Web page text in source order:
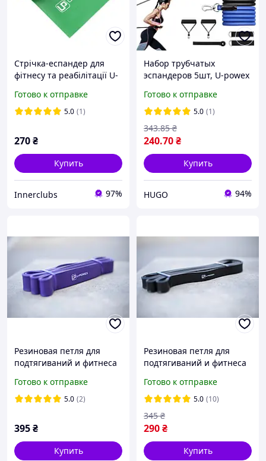
Стрічка-еспандер для
фітнесу та реабілітації U-
0.5мм. (9.1 кг) Green
Готово к отправке
5.0 (1)
270₴
Купить
Innerclubs 97%
Набор трубчатых
эспандеров 5шт, U-powex
5шт / Эспандеры для
фитнеса
Готово к отправке
5.0 (1)
240.70₴
343.85 ₴
Купить
HUGO 94%
Резиновая петля для
подтягиваний и фитнеса
Готово к отправке
5.0 (2)
395₴
Купить
Резиновая петля для
подтягиваний и фитнеса
кг
Готово к отправке
5.0 (10)
290₴
345 ₴
Купить